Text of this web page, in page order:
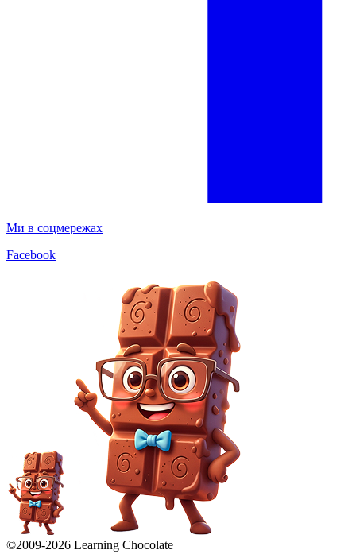
Ми в соцмережах
Facebook
©2009-2026 Learning Chocolate